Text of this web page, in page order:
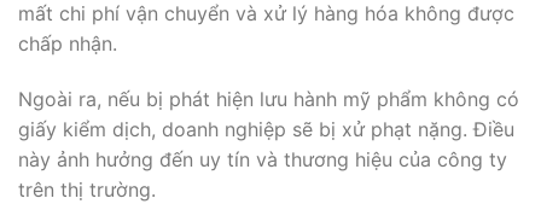
mất chi phí vận chuyển và xử lý hàng hóa không được
chấp nhận.
Ngoài ra, nếu bị phát hiện lưu hành mỹ phẩm không có
giấy kiểm dịch, doanh nghiệp sẽ bị xử phạt nặng. Điều
này ảnh hưởng đến uy tín và thương hiệu của công ty
trên thị trường.